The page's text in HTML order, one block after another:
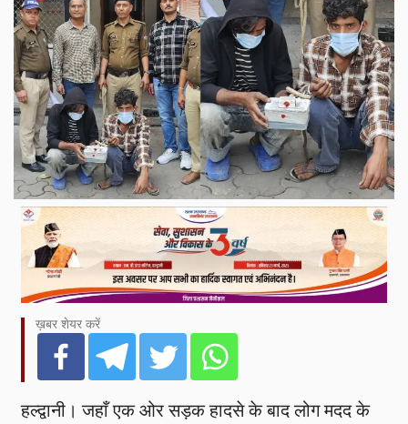
ख़बर शेयर करें
हल्द्वानी। जहाँ एक ओर सड़क हादसे के बाद लोग मदद के